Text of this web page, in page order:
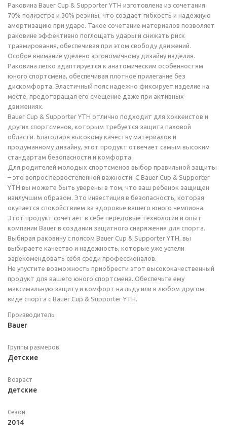
Раковина Bauer Cup & Supporter YTH изготовлена из сочетания
70% полиэстра и 30% резины, что создает гибкость и надежную
амортизацию при ударе. Такое сочетание материалов позволяет
раковине эффективно поглощать удары и снижать риск
травмирования, обеспечивая при этом свободу движений.
Особое внимание уделено эргономичному дизайну изделия.
Раковина легко адаптируется к анатомическим особенностям
юного спортсмена, обеспечивая плотное прилегание без
дискомфорта. Эластичный пояс надежно фиксирует изделие на
месте, предотвращая его смещение даже при активных
движениях.
Bauer Cup & Supporter YTH отлично подходит для хоккеистов и
других спортсменов, которым требуется защита паховой
области. Благодаря высокому качеству материалов и
продуманному дизайну, этот продукт отвечает самым высоким
стандартам безопасности и комфорта.
Для родителей молодых спортсменов выбор правильной защиты
– это вопрос первостепенной важности. С Bauer Cup & Supporter
YTH вы можете быть уверены в том, что ваш ребенок защищен
наилучшим образом. Это инвестиция в безопасность, которая
окупается спокойствием за здоровье вашего юного чемпиона.
Этот продукт сочетает в себе передовые технологии и опыт
компании Bauer в создании защитного снаряжения для спорта.
Выбирая раковину с поясом Bauer Cup & Supporter YTH, вы
выбираете качество и надежность, которые уже успели
зарекомендовать себя среди профессионалов.
Не упустите возможность приобрести этот высококачественный
продукт для вашего юного спортсмена. Обеспечьте ему
максимальную защиту и комфорт на льду или в любом другом
виде спорта с Bauer Cup & Supporter YTH.
Производитель
Bauer
Группы размеров
Детские
Возраст
детские
Сезон
2014